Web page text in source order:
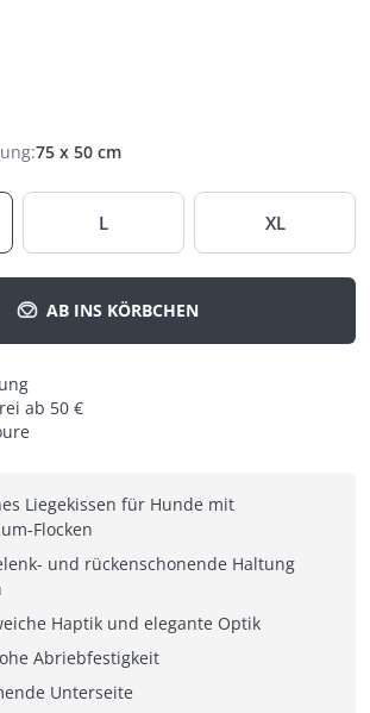
:75 x 50 cm
L XL
AB INS KÖRBCHEN
ab 50 €
Liegekissen für Hunde mit
Flocken
und rückenschonende Haltung
Haptik und elegante Optik
Abriebfestigkeit
Unterseite